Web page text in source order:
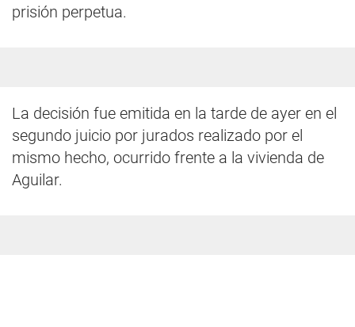
prisión perpetua.
La decisión fue emitida en la tarde de ayer en el
segundo juicio por jurados realizado por el
mismo hecho, ocurrido frente a la vivienda de
Aguilar.